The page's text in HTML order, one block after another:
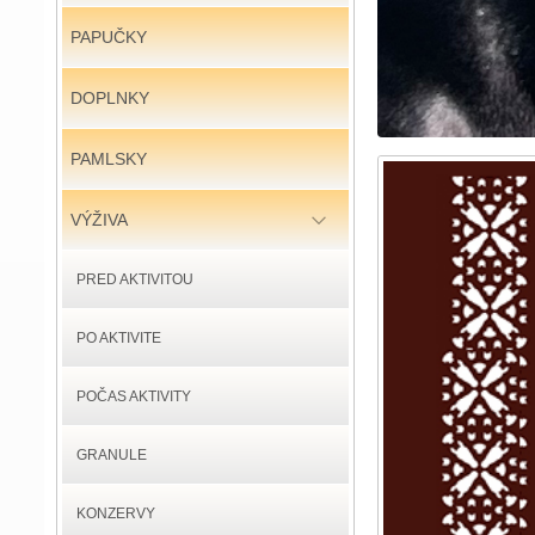
PAPUČKY
DOPLNKY
PAMLSKY
VÝŽIVA
PRED AKTIVITOU
PO AKTIVITE
POČAS AKTIVITY
GRANULE
KONZERVY